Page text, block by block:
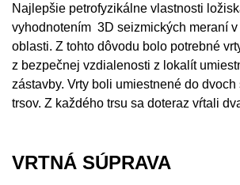
Najlepšie petrofyzikálne vlastnosti
vyhodnotením 3D seizmických meraní v
oblasti. Z tohto dôvodu bolo potrebné
z bezpečnej vzdialenosti z lokalít
zástavby. Vrty boli umiestnené do dvoch
trsov. Z každého trsu sa doteraz vŕtali
VRTNÁ SÚPRAVA